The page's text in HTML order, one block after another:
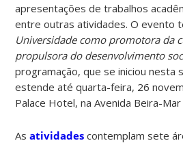
apresentações de trabalhos
entre outras atividades. O evento
Universidade como promotora da
propulsora do desenvolvimento
programação, que se iniciou nesta
estende até quarta-feira, 26
Palace Hotel, na Avenida Beira-
Asatividades contemplam sete